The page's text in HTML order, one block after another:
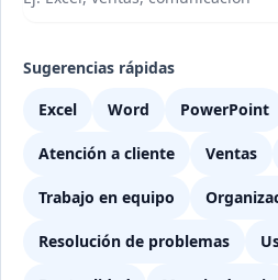
Sugerencias rápidas
Excel
Word PowerPoint
Atención a cliente Ventas
Trabajo en equipo
Resolución de problemas